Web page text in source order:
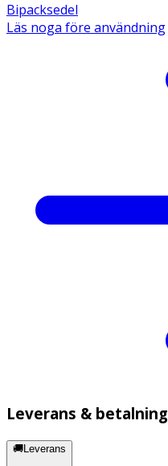
Bipacksedel
Läs noga före användning
Leverans & betalning
🚚Leverans